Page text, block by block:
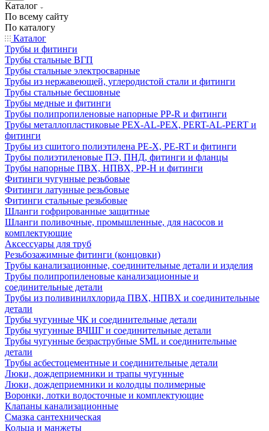
Каталог
По всему сайту
По каталогу
Каталог
Трубы и фитинги
Трубы стальные ВГП
Трубы стальные электросварные
Трубы из нержавеющей, углеродистой стали и фитинги
Трубы стальные бесшовные
Трубы медные и фитинги
Трубы полипропиленовые напорные PP-R и фитинги
Трубы металлопластиковые PEX-AL-PEX, PERT-AL-PERT и
фитинги
Трубы из сшитого полиэтилена PE-X, PE-RT и фитинги
Трубы полиэтиленовые ПЭ, ПНД, фитинги и фланцы
Трубы напорные ПВХ, НПВХ, PP-H и фитинги
Фитинги чугунные резьбовые
Фитинги латунные резьбовые
Фитинги стальные резьбовые
Шланги гофрированные защитные
Шланги поливочные, промышленные, для насосов и
комплектующие
Аксессуары для труб
Резьбозажимные фитинги (концовки)
Трубы канализационные, соединительные детали и изделия
Трубы полипропиленовые канализационные и
соединительные детали
Трубы из поливинилхлорида ПВХ, НПВХ и соединительные
детали
Трубы чугунные ЧК и соединительные детали
Трубы чугунные ВЧШГ и соединительные детали
Трубы чугунные безраструбные SML и соединительные
детали
Трубы асбестоцементные и соединительные детали
Люки, дождеприемники и трапы чугунные
Люки, дождеприемники и колодцы полимерные
Воронки, лотки водосточные и комплектующие
Клапаны канализационные
Смазка сантехническая
Кольца и манжеты